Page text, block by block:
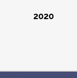
2020